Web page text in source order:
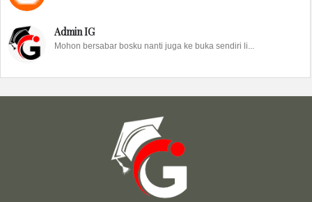
Admin IG
Mohon bersabar bosku nanti juga ke buka sendiri li...